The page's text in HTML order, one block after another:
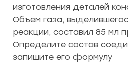
изготовления деталей
Объём газа,
реакции, составил 85 мл
Определите состав
запишите его формулу